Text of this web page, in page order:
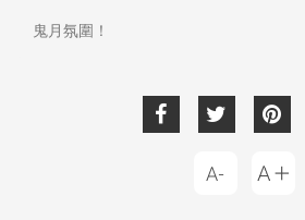
鬼月氛圍！